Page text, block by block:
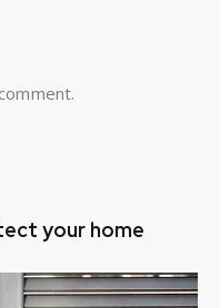
your home